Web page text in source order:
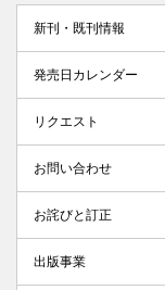
新刊・既刊情報
発売日カレンダー
リクエスト
お問い合わせ
お詫びと訂正
出版事業